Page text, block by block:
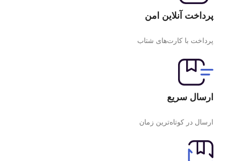
پرداخت آنلاین امن
پرداخت با کارت‌های شتاب
ارسال سریع
ارسال در کوتاه‌ترین زمان